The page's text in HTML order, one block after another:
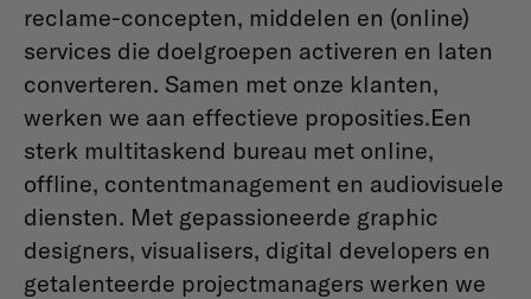
reclame-concepten, middelen en (online)
services die doelgroepen activeren en laten
converteren. Samen met onze klanten,
werken we aan effectieve proposities.Een
sterk multitaskend bureau met online,
offline, contentmanagement en audiovisuele
diensten. Met gepassioneerde graphic
designers, visualisers, digital developers en
getalenteerde projectmanagers werken we